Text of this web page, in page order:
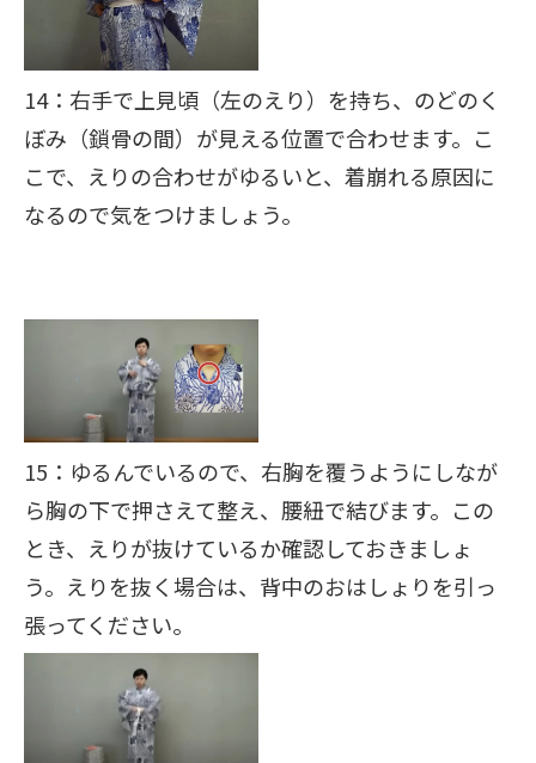
14：右手で上見頃（左のえり）を持ち、のどのく
ぼみ（鎖骨の間）が見える位置で合わせます。こ
こで、えりの合わせがゆるいと、着崩れる原因に
なるので気をつけましょう。
15：ゆるんでいるので、右胸を覆うようにしなが
ら胸の下で押さえて整え、腰紐で結びます。 この
とき、えりが抜けているか確認しておきましょ
う。 えりを抜く場合は、背中のおはしょりを引っ
張ってください。